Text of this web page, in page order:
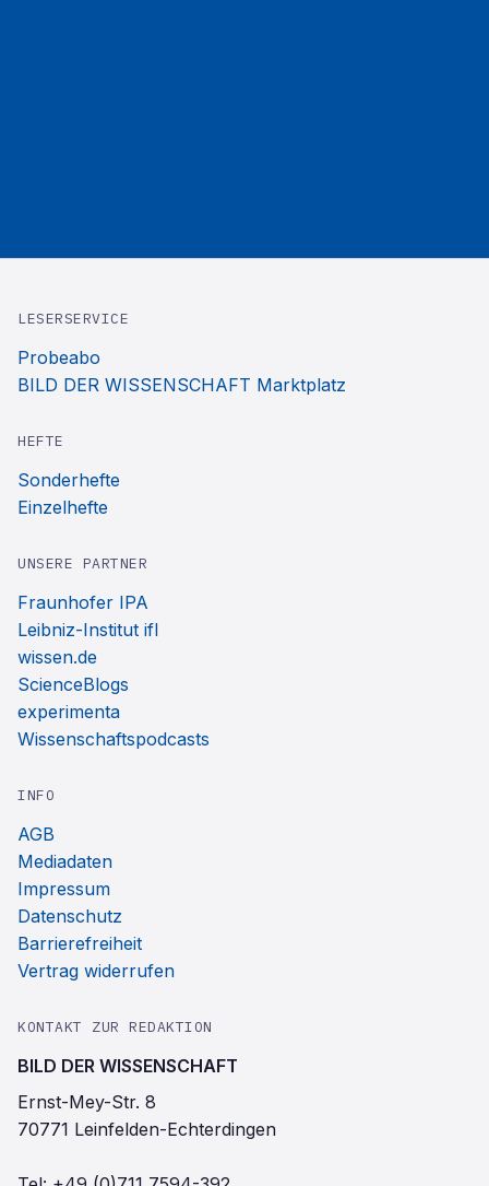
LESERSERVICE
Probeabo
BILD DER WISSENSCHAFT Marktplatz
HEFTE
Sonderhefte
Einzelhefte
UNSERE PARTNER
Fraunhofer IPA
Leibniz-Institut ifl
wissen.de
ScienceBlogs
experimenta
Wissenschaftspodcasts
INFO
AGB
Mediadaten
Impressum
Datenschutz
Barrierefreiheit
Vertrag widerrufen
KONTAKT ZUR REDAKTION
BILD DER WISSENSCHAFT
Ernst-Mey-Str. 8
70771 Leinfelden-Echterdingen